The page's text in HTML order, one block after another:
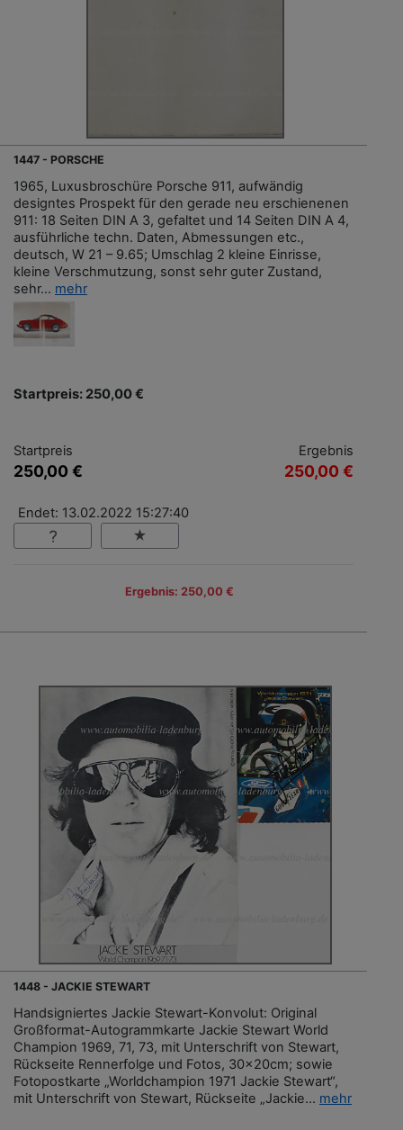
1447 - PORSCHE
1965, Luxusbroschüre Porsche 911, aufwändig
designtes Prospekt für den gerade neu erschienenen
911: 18 Seiten DIN A 3, gefaltet und 14 Seiten DIN A 4,
ausführliche techn. Daten, Abmessungen etc.,
deutsch, W 21 – 9.65; Umschlag 2 kleine Einrisse,
kleine Verschmutzung, sonst sehr guter Zustand,
sehr... mehr
Startpreis: 250,00 €
Startpreis
250,00 €
Ergebnis
250,00 €
Endet: 13.02.2022 15:27:40
Ergebnis: 250,00 €
1448 - JACKIE STEWART
Handsigniertes Jackie Stewart-Konvolut: Original
Großformat-Autogrammkarte Jackie Stewart World
Champion 1969, 71, 73, mit Unterschrift von Stewart,
Rückseite Rennerfolge und Fotos, 30x20cm; sowie
Fotopostkarte „Worldchampion 1971 Jackie Stewart“,
mit Unterschrift von Stewart, Rückseite „Jackie... mehr